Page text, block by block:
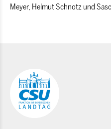
Meyer, Helmut Schnotz und